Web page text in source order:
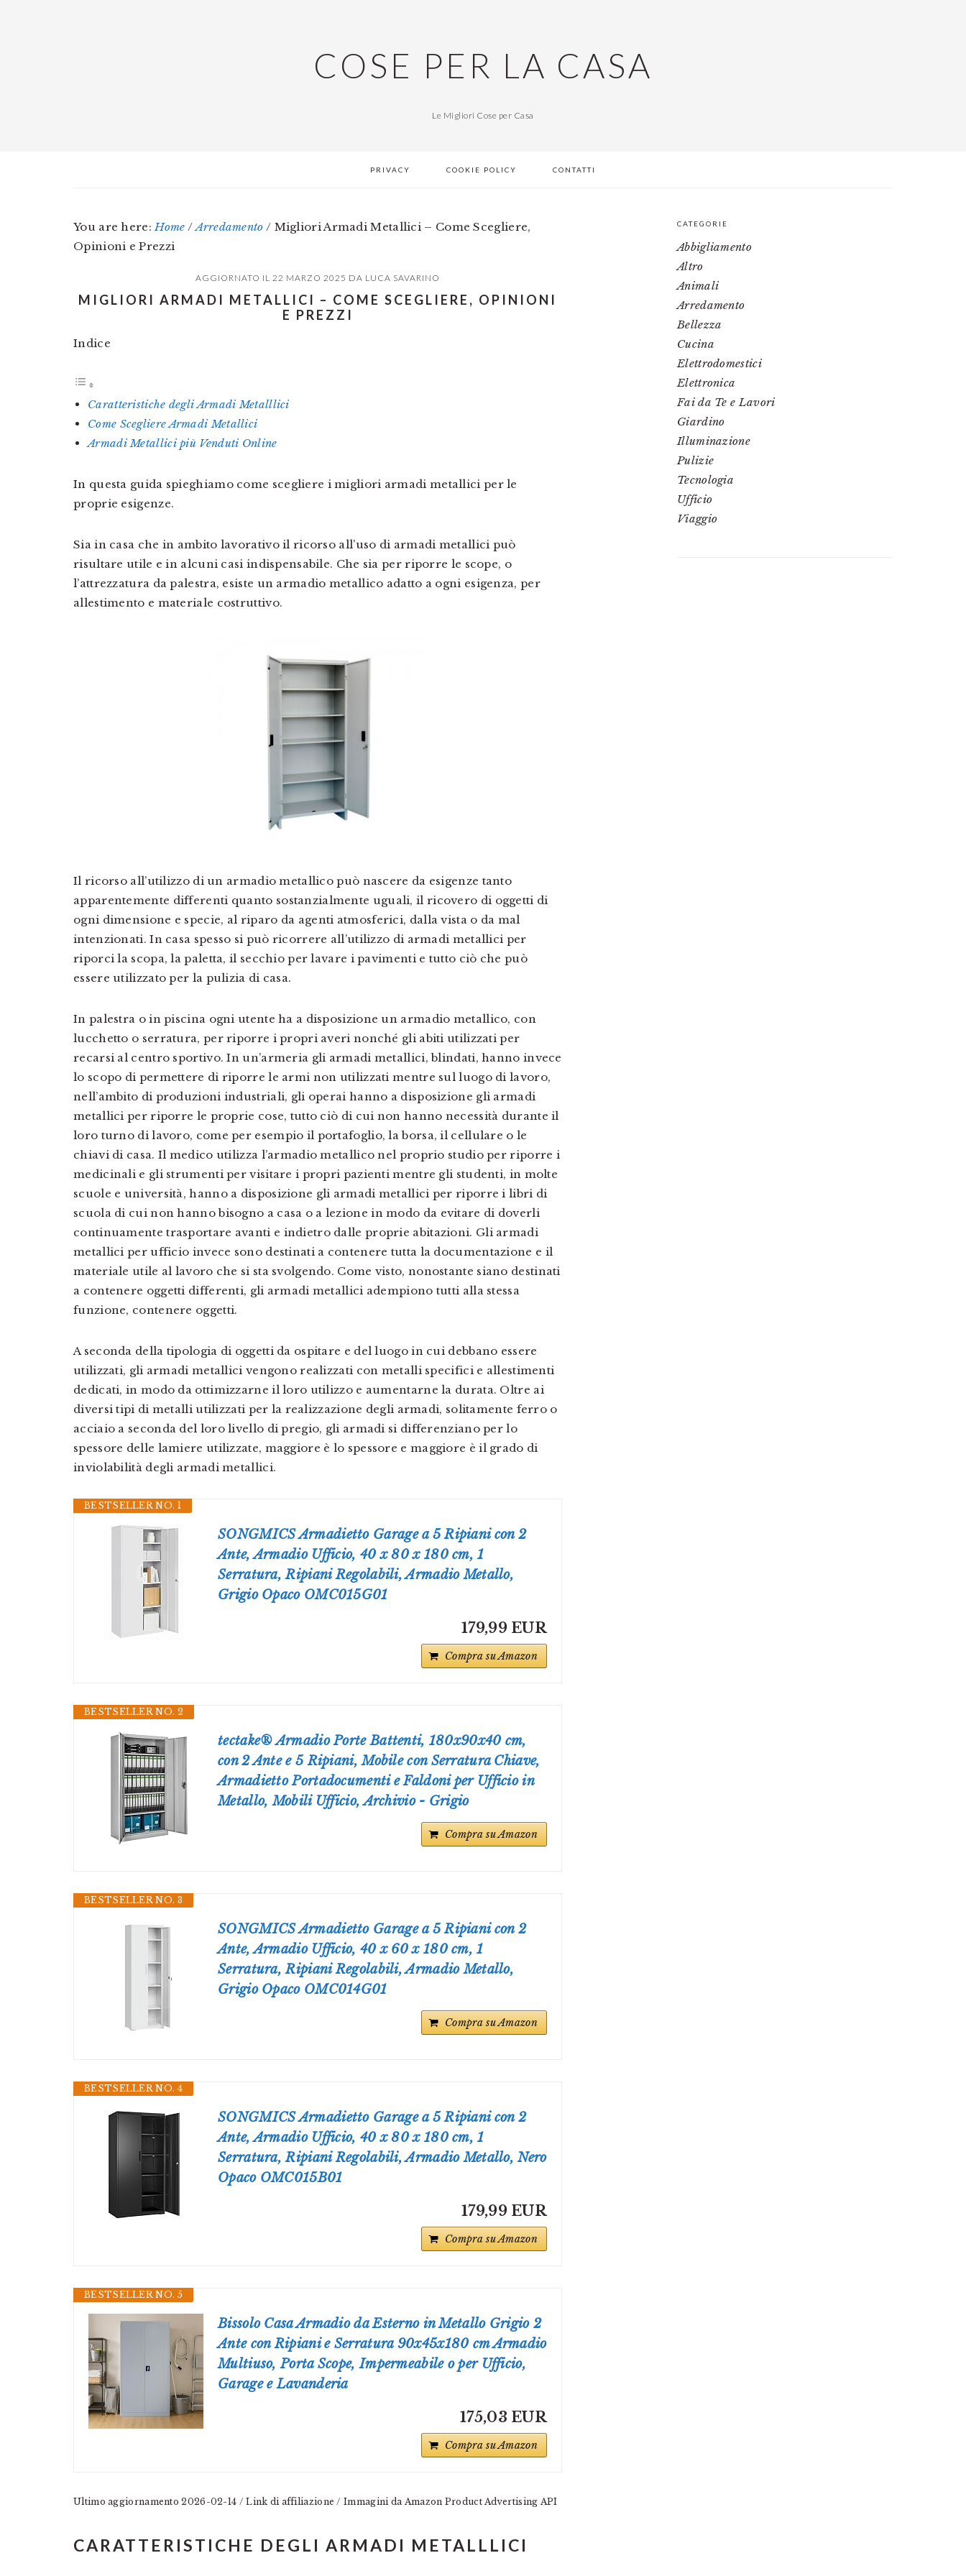
COSE PER LA CASA
Le Migliori Cose per Casa
PRIVACY COOKIE POLICY CONTATTI
You are here:Home / Arredamento / Migliori Armadi Metallici – Come Scegliere,
Opinioni e Prezzi
AGGIORNATO IL 22 MARZO 2025 DA LUCA SAVARINO
MIGLIORI ARMADI METALLICI – COME SCEGLIERE, OPINIONI
E PREZZI
Indice
Caratteristiche degli Armadi Metalllici
Come Scegliere Armadi Metallici
Armadi Metallici più Venduti Online
In questa guida spieghiamo come scegliere i migliori armadi metallici per le
proprie esigenze.
Sia in casa che in ambito lavorativo il ricorso all’uso di armadi metallici può
risultare utile e in alcuni casi indispensabile. Che sia per riporre le scope, o
l’attrezzatura da palestra, esiste un armadio metallico adatto a ogni esigenza, per
allestimento e materiale costruttivo.
Il ricorso all’utilizzo di un armadio metallico può nascere da esigenze tanto
apparentemente differenti quanto sostanzialmente uguali, il ricovero di oggetti di
ogni dimensione e specie, al riparo da agenti atmosferici, dalla vista o da mal
intenzionati. In casa spesso si può ricorrere all’utilizzo di armadi metallici per
riporci la scopa, la paletta, il secchio per lavare i pavimenti e tutto ciò che può
essere utilizzato per la pulizia di casa.
In palestra o in piscina ogni utente ha a disposizione un armadio metallico, con
lucchetto o serratura, per riporre i propri averi nonché gli abiti utilizzati per
recarsi al centro sportivo. In un’armeria gli armadi metallici, blindati, hanno invece
lo scopo di permettere di riporre le armi non utilizzati mentre sul luogo di lavoro,
nell’ambito di produzioni industriali, gli operai hanno a disposizione gli armadi
metallici per riporre le proprie cose, tutto ciò di cui non hanno necessità durante il
loro turno di lavoro, come per esempio il portafoglio, la borsa, il cellulare o le
chiavi di casa. Il medico utilizza l’armadio metallico nel proprio studio per riporre i
medicinali e gli strumenti per visitare i propri pazienti mentre gli studenti, in molte
scuole e università, hanno a disposizione gli armadi metallici per riporre i libri di
scuola di cui non hanno bisogno a casa o a lezione in modo da evitare di doverli
continuamente trasportare avanti e indietro dalle proprie abitazioni. Gli armadi
metallici per ufficio invece sono destinati a contenere tutta la documentazione e il
materiale utile al lavoro che si sta svolgendo. Come visto, nonostante siano destinati
a contenere oggetti differenti, gli armadi metallici adempiono tutti alla stessa
funzione, contenere oggetti.
A seconda della tipologia di oggetti da ospitare e del luogo in cui debbano essere
utilizzati, gli armadi metallici vengono realizzati con metalli specifici e allestimenti
dedicati, in modo da ottimizzarne il loro utilizzo e aumentarne la durata. Oltre ai
diversi tipi di metalli utilizzati per la realizzazione degli armadi, solitamente ferro o
acciaio a seconda del loro livello di pregio, gli armadi si differenziano per lo
spessore delle lamiere utilizzate, maggiore è lo spessore e maggiore è il grado di
inviolabilità degli armadi metallici.
BESTSELLER NO. 1
SONGMICS Armadietto Garage a 5 Ripiani con 2
Ante, Armadio Ufficio, 40 x 80 x 180 cm, 1
Serratura, Ripiani Regolabili, Armadio Metallo,
Grigio Opaco OMC015G01
179,99 EUR
Compra su Amazon
BESTSELLER NO. 2
tectake® Armadio Porte Battenti, 180x90x40 cm,
con 2 Ante e 5 Ripiani, Mobile con Serratura Chiave,
Armadietto Portadocumenti e Faldoni per Ufficio in
Metallo, Mobili Ufficio, Archivio - Grigio
Compra su Amazon
BESTSELLER NO. 3
SONGMICS Armadietto Garage a 5 Ripiani con 2
Ante, Armadio Ufficio, 40 x 60 x 180 cm, 1
Serratura, Ripiani Regolabili, Armadio Metallo,
Grigio Opaco OMC014G01
Compra su Amazon
BESTSELLER NO. 4
SONGMICS Armadietto Garage a 5 Ripiani con 2
Ante, Armadio Ufficio, 40 x 80 x 180 cm, 1
Serratura, Ripiani Regolabili, Armadio Metallo, Nero
Opaco OMC015B01
179,99 EUR
Compra su Amazon
BESTSELLER NO. 5
Bissolo Casa Armadio da Esterno in Metallo Grigio 2
Ante con Ripiani e Serratura 90x45x180 cm Armadio
Multiuso, Porta Scope, Impermeabile o per Ufficio,
Garage e Lavanderia
175,03 EUR
Compra su Amazon
Ultimo aggiornamento 2026-02-14 / Link di affiliazione / Immagini da Amazon Product Advertising API
CARATTERISTICHE DEGLI ARMADI METALLLICI
PRIMARY
SIDEBAR
CATEGORIE
Abbigliamento
Altro
Animali
Arredamento
Bellezza
Cucina
Elettrodomestici
Elettronica
Fai da Te e Lavori
Giardino
Illuminazione
Pulizie
Tecnologia
Ufficio
Viaggio